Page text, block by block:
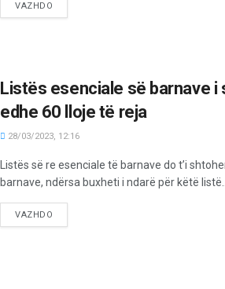
VAZHDO
Listës esenciale së barnave i
edhe 60 lloje të reja
28/03/2023, 12:16
Listës së re esenciale të barnave do t’i
barnave, ndërsa buxheti i ndarë për këtë listë...
VAZHDO